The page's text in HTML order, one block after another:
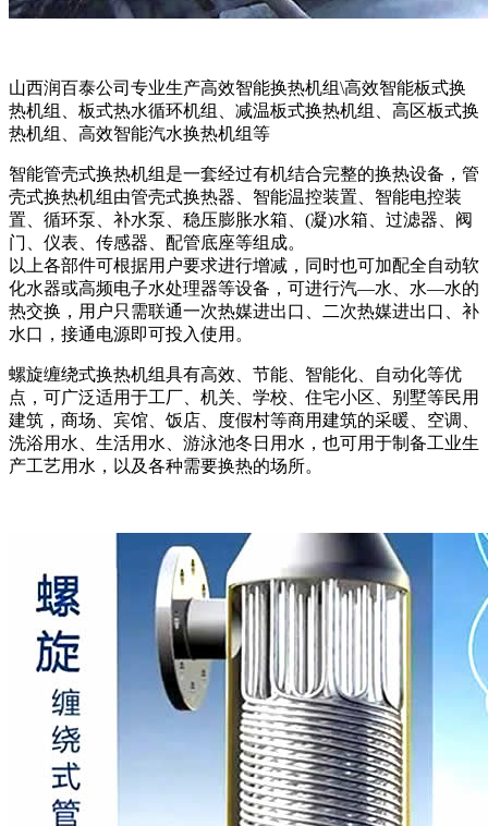
山西润百泰公司专业生产高效智能换热机组\高效智能板式换
热机组、板式热水循环机组、减温板式换热机组、高区板式换
热机组、高效智能汽水换热机组等
智能管壳式换热机组是一套经过有机结合完整的换热设备，管
壳式换热机组由管壳式换热器、智能温控装置、智能电控装
置、循环泵、补水泵、稳压膨胀水箱、(凝)水箱、过滤器、阀
门、仪表、传感器、配管底座等组成。
以上各部件可根据用户要求进行增减，同时也可加配全自动软
化水器或高频电子水处理器等设备，可进行汽—水、水—水的
热交换，用户只需联通一次热媒进出口、二次热媒进出口、补
水口，接通电源即可投入使用。
螺旋缠绕式换热机组具有高效、节能、智能化、自动化等优
点，可广泛适用于工厂、机关、学校、住宅小区、别墅等民用
建筑，商场、宾馆、饭店、度假村等商用建筑的采暖、空调、
洗浴用水、生活用水、游泳池冬日用水，也可用于制备工业生
产工艺用水，以及各种需要换热的场所。